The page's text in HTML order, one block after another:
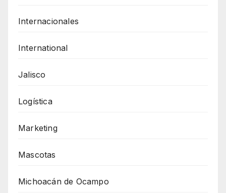
Internacionales
International
Jalisco
Logística
Marketing
Mascotas
Michoacán de Ocampo